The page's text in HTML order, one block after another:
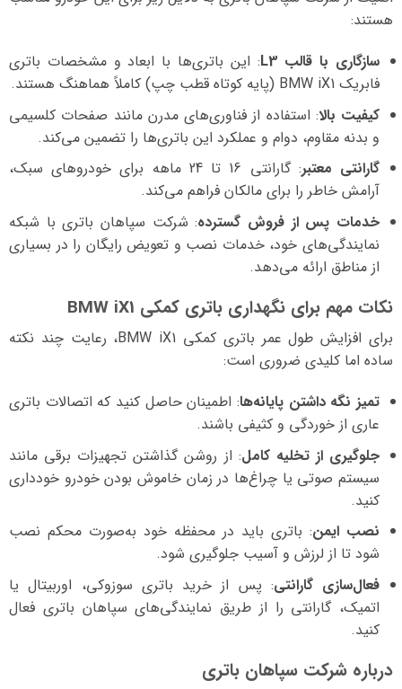
هستند:
سازگاری با قالب L3
: این باتری‌ها با ابعاد و مشخصات باتری
فابریک BMW iX1 (پایه کوتاه قطب چپ) کاملاً هماهنگ هستند.
کیفیت بالا: استفاده از فناوری‌های مدرن مانند صفحات کلسیمی
و بدنه مقاوم، دوام و عملکرد این باتری‌ها را تضمین می‌کند.
گارانتی معتبر
: گارانتی 16 تا 24 ماهه برای خودروهای سبک،
آرامش خاطر را برای مالکان فراهم می‌کند.
خدمات پس از فروش گسترده: شرکت سپاهان باتری با شبکه
نمایندگی‌های خود، خدمات نصب و تعویض رایگان را در بسیاری
از مناطق ارائه می‌دهد.
نکات مهم برای نگهداری باتری کمکی BMW iX1
برای افزایش طول عمر باتری کمکی BMW iX1، رعایت چند نکته
ساده اما کلیدی ضروری است:
تمیز نگه داشتن پایانه‌ها: اطمینان حاصل کنید که اتصالات باتری
عاری از خوردگی و کثیفی باشند.
جلوگیری از تخلیه کامل: از روشن گذاشتن تجهیزات برقی مانند
سیستم صوتی یا چراغ‌ها در زمان خاموش بودن خودرو خودداری
کنید.
نصب ایمن: باتری باید در محفظه خود به‌صورت محکم نصب
شود تا از لرزش و آسیب جلوگیری شود.
فعال‌سازی گارانتی: پس از خرید باتری سوزوکی، اوربیتال یا
اتمیک، گارانتی را از طریق نمایندگی‌های سپاهان باتری فعال
کنید.
درباره شرکت سپاهان باتری